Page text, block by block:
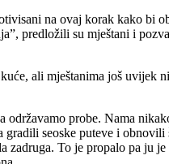
na ovaj korak kako bi
predložili su mještani i
ali mještanima još uvijek
probe. Nama
seoske puteve i obnovili
zadruga. To je propalo pa ju